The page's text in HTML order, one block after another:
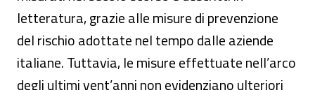
letteratura, grazie alle misure di prevenzione
del rischio adottate nel tempo dalle aziende
italiane. Tuttavia, le misure effettuate nell’arco
degli ultimi vent’anni non evidenziano ulteriori